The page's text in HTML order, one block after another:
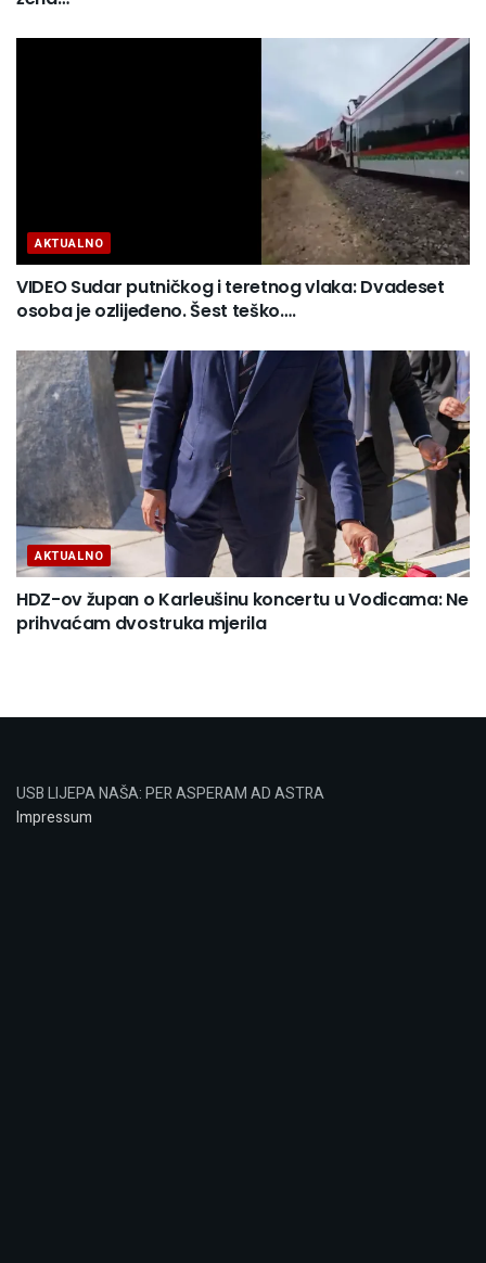
AKTUALNO
VIDEO Sudar putničkog i teretnog vlaka: Dvadeset
osoba je ozlijeđeno. Šest teško….
AKTUALNO
HDZ-ov župan o Karleušinu koncertu u Vodicama: Ne
prihvaćam dvostruka mjerila
USB LIJEPA NAŠA: PER ASPERAM AD ASTRA
Impressum